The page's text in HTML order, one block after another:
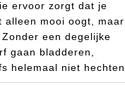
ervoor zorgt dat je
alleen mooi oogt,
een degelijke
gaan bladderen,
helemaal niet